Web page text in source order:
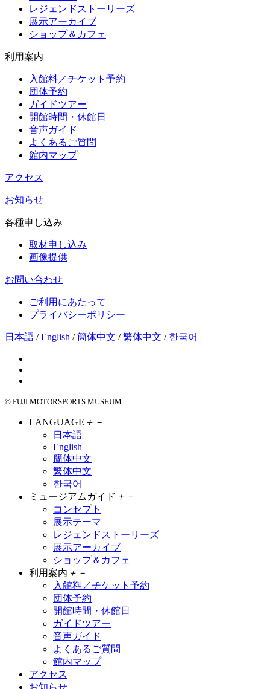
レジェンドストーリーズ
展示アーカイブ
ショップ＆カフェ
利用案内
入館料／チケット予約
団体予約
ガイドツアー
開館時間・休館日
音声ガイド
よくあるご質問
館内マップ
アクセス
お知らせ
各種申し込み
取材申し込み
画像提供
お問い合わせ
ご利用にあたって
プライバシーポリシー
日本語 /English /簡体中文 /繁体中文 / 한국어
© FUJI MOTORSPORTS MUSEUM
LANGUAGE ＋ －
日本語
English
簡体中文
繁体中文
한국어
ミュージアムガイド ＋ －
コンセプト
展示テーマ
レジェンドストーリーズ
展示アーカイブ
ショップ＆カフェ
利用案内 ＋ －
入館料／チケット予約
団体予約
開館時間・休館日
ガイドツアー
音声ガイド
よくあるご質問
館内マップ
アクセス